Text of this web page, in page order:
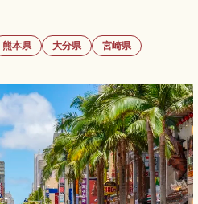
熊本県 大分県
宮崎県